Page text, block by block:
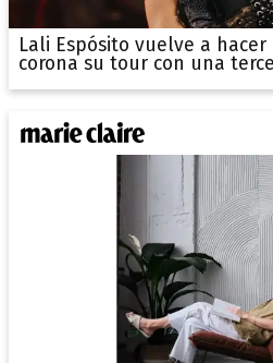
Lali Espósito vuelve a
corona su tour con una